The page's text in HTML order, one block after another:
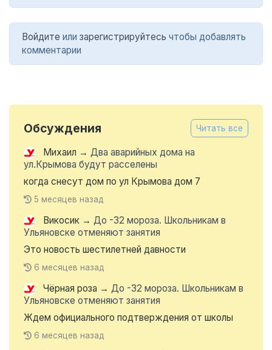
Войдите или зарегистрируйтесь чтобы добавлять
комментарии
Обсуждения Читать все
Михаил → Два аварийных дома на
ул.Крымова будут расселены
когда снесут дом по ул Крымова дом 7
5 месяцев назад
Викосик → До -32 мороза. Школьникам в
Ульяновске отменяют занятия
Это новость шестилетней давности
6 месяцев назад
Чёрная роза → До -32 мороза. Школьникам в
Ульяновске отменяют занятия
Ждем официального подтверждения от школы
6 месяцев назад